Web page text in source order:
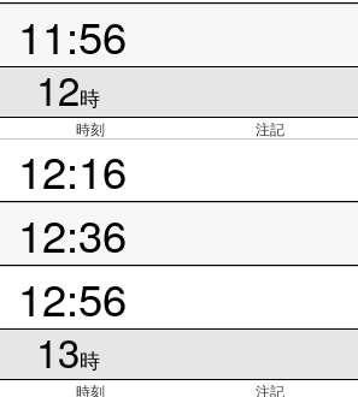
11:56
12時
時刻 注記
12:16
12:36
12:56
13時
時刻 注記